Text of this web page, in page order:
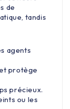
de
tandis
agents
protège
précieux.
ou les